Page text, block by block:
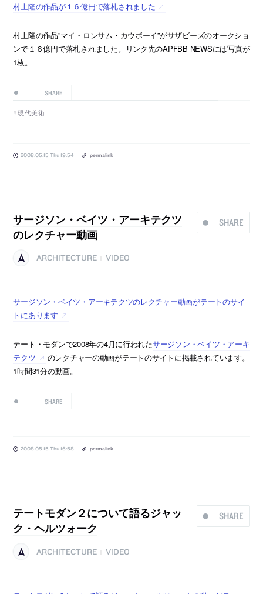
村上隆の作品が１６億円で落札されました
村上隆の作品”マイ・ロンサム・カウボーイ”がサザビーズのオークショ
ンで１６億円で落札されました。リンク先のAPFBB NEWSには写真が
1枚。
SHARE
現代美術
2008.05.15 Thu 19:54 permalink
SHARE
サージソン・ベイツ・アーキテクツ
のレクチャー動画
ARCHITECTURE VIDEO
サージソン・ベイツ・アーキテクツのレクチャー動画がテートのサイ
トにあります
テート・モダンで2008年の4月に行われたサージソン・ベイツ・アーキ
テクツ
のレクチャーの動画がテートのサイトに掲載されています。
1時間31分の動画。
SHARE
2008.05.15 Thu 16:58 permalink
SHARE
テートモダン２について語るジャッ
ク・ヘルツォーク
ARCHITECTURE VIDEO